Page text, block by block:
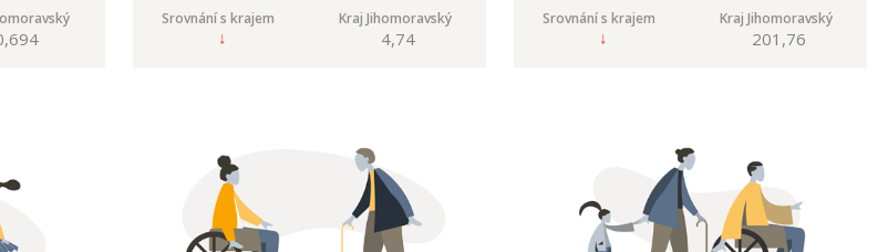
Srovnání s krajem Kraj Jihomoravský
4,74
Srovnání s krajem Kraj Jihomoravský
201,76